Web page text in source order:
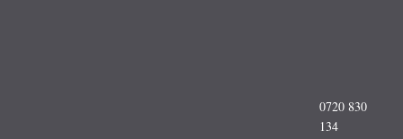
0720 830
134